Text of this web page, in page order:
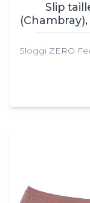
Slip
(Chambray),
Sloggi ZERO